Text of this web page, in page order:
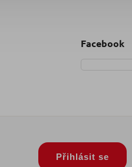
Facebook
Přihlásit se